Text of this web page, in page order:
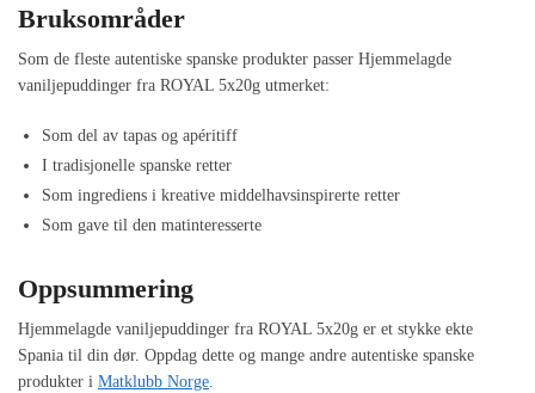
Bruksområder
Som de fleste autentiske spanske produkter passer Hjemmelagde
vaniljepuddinger fra ROYAL 5x20g utmerket:
Som del av tapas og apéritiff
I tradisjonelle spanske retter
Som ingrediens i kreative middelhavsinspirerte retter
Som gave til den matinteresserte
Oppsummering
Hjemmelagde vaniljepuddinger fra ROYAL 5x20g er et stykke ekte
Spania til din dør. Oppdag dette og mange andre autentiske spanske
produkter i Matklubb Norge.